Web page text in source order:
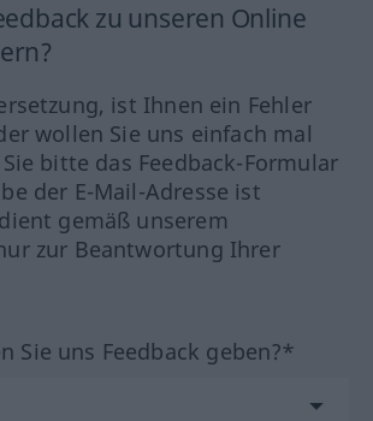
zu unseren Online
ist Ihnen ein Fehler
wollen Sie uns einfach mal
bitte das Feedback-Formular
der E-Mail-Adresse ist
gemäß unserem
zur Beantwortung Ihrer
Sie uns Feedback geben?*